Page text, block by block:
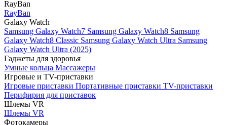
RayBan
RayBan
Galaxy Watch
Samsung Galaxy Watch7 Samsung Galaxy Watch8 Samsung
Galaxy Watch8 Classic Samsung Galaxy Watch Ultra Samsung
Galaxy Watch Ultra (2025)
Гаджеты для здоровья
Умные кольца Массажеры
Игровые и TV-приставки
Игровые приставки Портативные приставки TV-приставки
Перифирия для приставок
Шлемы VR
Шлемы VR
Фотокамеры